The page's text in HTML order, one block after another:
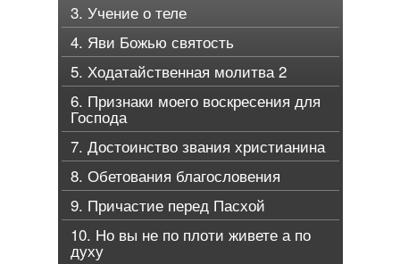
3. Учение о теле
4. Яви Божью святость
5. Ходатайственная молитва 2
6. Признаки моего воскресения для
Господа
7. Достоинство звания христианина
8. Обетования благословения
9. Причастие перед Пасхой
10. Но вы не по плоти живете а по
духу